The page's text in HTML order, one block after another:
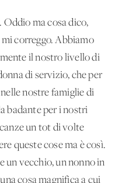
ma cosa dico,
correggo. Abbiamo
il nostro livello di
di servizio, che per
nostre famiglie di
badante per i nostri
un tot di volte
queste cose ma è così.
un vecchio, un nonno in
cosa magnifica a cui